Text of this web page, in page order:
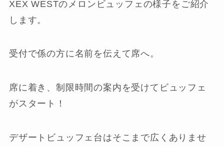
XEX WESTのメロンビュッフェの様子をご紹介
します。
受付で係の方に名前を伝えて席へ。
席に着き、制限時間の案内を受けてビュッフェ
がスタート！
デザートビュッフェ台はそこまで広くありませ